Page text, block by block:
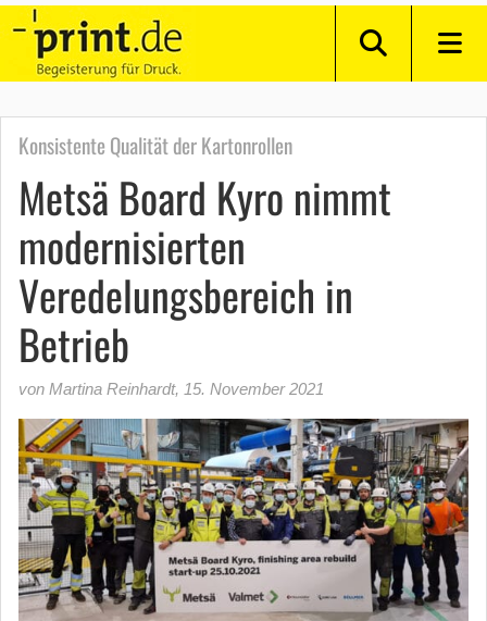
Konsistente Qualität der Kartonrollen
Metsä Board Kyro nimmt
modernisierten
Veredelungsbereich in
Betrieb
von Martina Reinhardt, 15. November 2021